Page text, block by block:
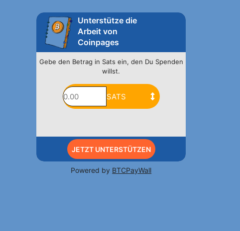
Unterstütze die
Arbeit von
Coinpages
Gebe den Betrag in Sats ein, den Du Spenden
willst.
JETZT UNTERSTÜTZEN
Powered by BTCPayWall